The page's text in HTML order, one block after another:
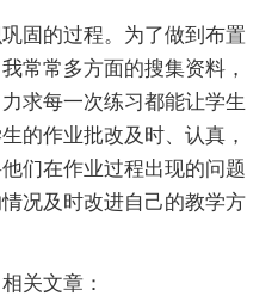
的过程。为了做到布置
常常多方面的搜集资料，
求每一次练习都能让学生
的作业批改及时、认真，
们在作业过程出现的问题
况及时改进自己的教学方
关文章：